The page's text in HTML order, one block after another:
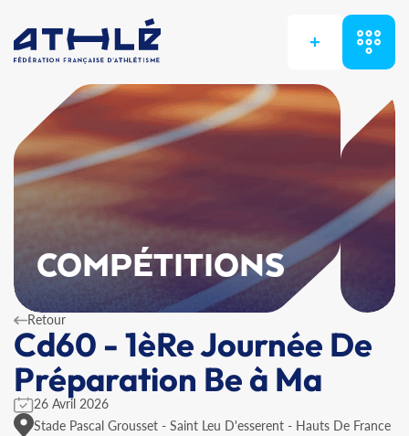
+
COMPÉTITIONS
Retour
Cd60 - 1èRe Journée De
Préparation Be à Ma
26 Avril 2026
Stade Pascal Grousset - Saint Leu D'esserent - Hauts De France